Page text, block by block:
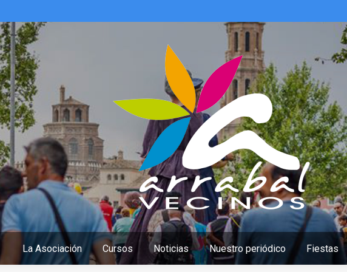
La Asociación Cursos Noticias Nuestro periódico Fiestas